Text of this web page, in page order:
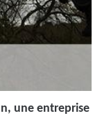
une entreprise